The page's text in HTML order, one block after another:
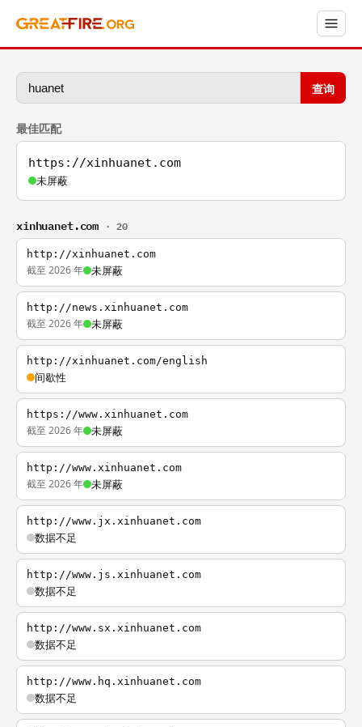
查询
最佳匹配
https://xinhuanet.com
未屏蔽
xinhuanet.com · 20
http://xinhuanet.com
截至 2026 年 未屏蔽
http://news.xinhuanet.com
截至 2026 年 未屏蔽
http://xinhuanet.com/english
间歇性
https://www.xinhuanet.com
截至 2026 年 未屏蔽
http://www.xinhuanet.com
截至 2026 年 未屏蔽
http://www.jx.xinhuanet.com
数据不足
http://www.js.xinhuanet.com
数据不足
http://www.sx.xinhuanet.com
数据不足
http://www.hq.xinhuanet.com
数据不足